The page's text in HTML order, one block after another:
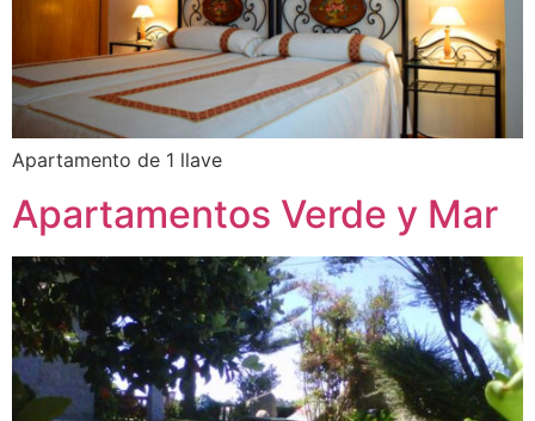
Apartamento de 1 llave
Apartamentos Verde y Mar